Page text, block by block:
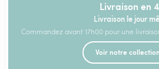
Livraison en
Livraison le jour
Commandez avant 17h00 pour une
Voir notre